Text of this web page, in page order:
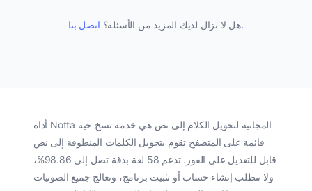
هل لا تزال لديك المزيد من الأسئلة؟اتصل بنا.
أداة Notta المجانية لتحويل الكلام إلى نص هي خدمة نسخ حية
قائمة على المتصفح تقوم بتحويل الكلمات المنطوقة إلى نص
قابل للتعديل على الفور. تدعم 58 لغة بدقة تصل إلى 98.86%،
ولا تتطلب إنشاء حساب أو تثبيت برنامج، وتعالج جميع الصوتيات